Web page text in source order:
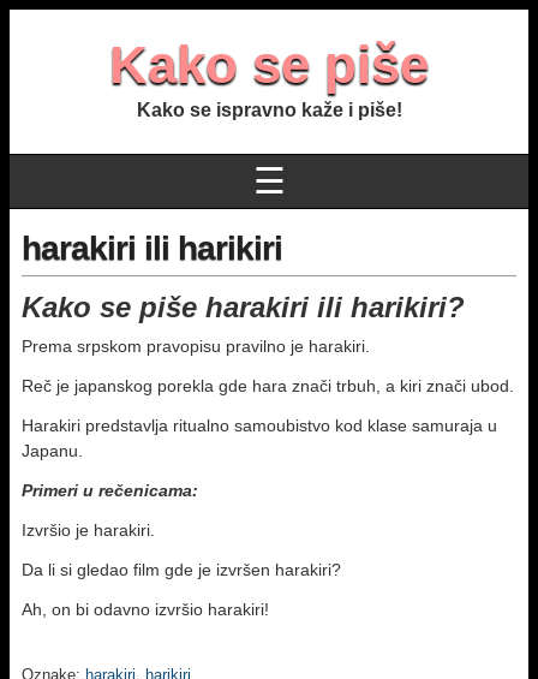
Kako se piše
Kako se ispravno kaže i piše!
☰
harakiri ili harikiri
Kako se piše harakiri ili harikiri?
Prema srpskom pravopisu pravilno je harakiri.
Reč je japanskog porekla gde hara znači trbuh, a kiri znači ubod.
Harakiri predstavlja ritualno samoubistvo kod klase samuraja u
Japanu.
Primeri u rečenicama:
Izvršio je harakiri.
Da li si gledao film gde je izvršen harakiri?
Ah, on bi odavno izvršio harakiri!
Oznake: harakiri, harikiri